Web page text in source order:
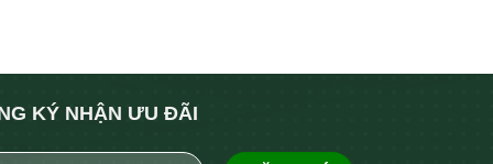
KÝ NHẬN ƯU ĐÃI